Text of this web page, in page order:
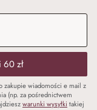
zł
zakupie wiadomości e mail z
(np. za pośrednictwem
warunki wysyłki takiej